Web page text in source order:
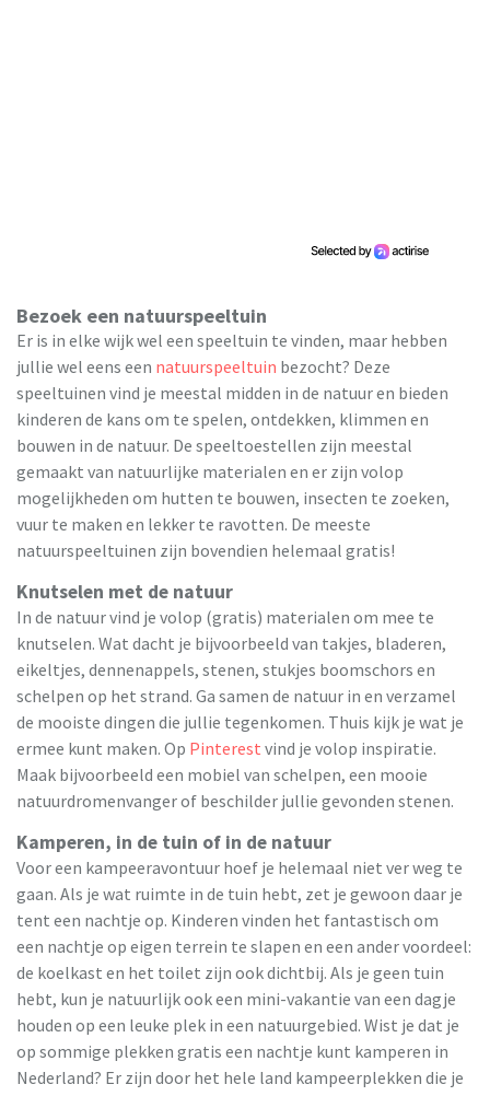
Bezoek een natuurspeeltuin
Er is in elke wijk wel een speeltuin te vinden, maar hebben
jullie wel eens een natuurspeeltuin bezocht? Deze
speeltuinen vind je meestal midden in de natuur en bieden
kinderen de kans om te spelen, ontdekken, klimmen en
bouwen in de natuur. De speeltoestellen zijn meestal
gemaakt van natuurlijke materialen en er zijn volop
mogelijkheden om hutten te bouwen, insecten te zoeken,
vuur te maken en lekker te ravotten. De meeste
natuurspeeltuinen zijn bovendien helemaal gratis!
Knutselen met de natuur
In de natuur vind je volop (gratis) materialen om mee te
knutselen. Wat dacht je bijvoorbeeld van takjes, bladeren,
eikeltjes, dennenappels, stenen, stukjes boomschors en
schelpen op het strand. Ga samen de natuur in en verzamel
de mooiste dingen die jullie tegenkomen. Thuis kijk je wat je
ermee kunt maken. Op Pinterest vind je volop inspiratie.
Maak bijvoorbeeld een mobiel van schelpen, een mooie
natuurdromenvanger of beschilder jullie gevonden stenen.
Kamperen, in de tuin of in de natuur
Voor een kampeeravontuur hoef je helemaal niet ver weg te
gaan. Als je wat ruimte in de tuin hebt, zet je gewoon daar je
tent een nachtje op. Kinderen vinden het fantastisch om
een nachtje op eigen terrein te slapen en een ander voordeel:
de koelkast en het toilet zijn ook dichtbij. Als je geen tuin
hebt, kun je natuurlijk ook een mini-vakantie van een dagje
houden op een leuke plek in een natuurgebied. Wist je dat je
op sommige plekken gratis een nachtje kunt kamperen in
Nederland? Er zijn door het hele land kampeerplekken die je